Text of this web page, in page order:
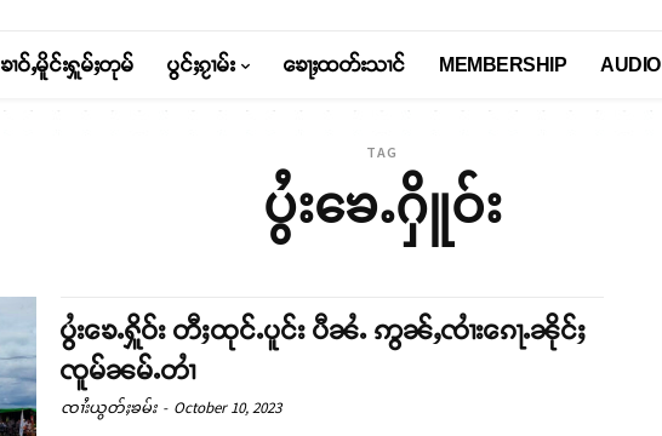
ၶၢဝ်ႇမိူင်းႁူမ်ႈတုမ် ပွင်ႈၵႂၢမ်း ၶေႃႈထတ်းသၢင် MEMBERSHIP AUDIO
TAG
ပွႆးၶေႉႁိူဝ်း
ပွႆးၶေႉႁိူဝ်း တီႈထုင်ႉပူင်း ပီၼႆႉ ဢွၼ်ႇၸၢႆးၵေႃႉၼိုင်ႈ
ၸူမ်ၼမ်ႉတၢႆ
ၸၢႆးယွတ်ႈၶမ်း - October 10, 2023